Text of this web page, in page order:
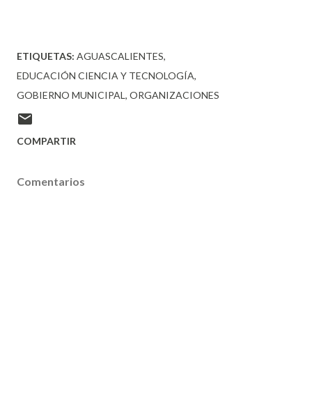
ETIQUETAS: AGUASCALIENTES
EDUCACIÓN CIENCIA Y TECNOLOGÍA
GOBIERNO MUNICIPAL ORGANIZACIONES
COMPARTIR
Comentarios